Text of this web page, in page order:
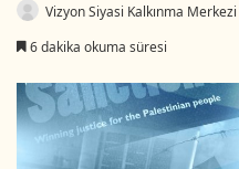
Vizyon Siyasi Kalkınma Merkezi
6 dakika okuma süresi